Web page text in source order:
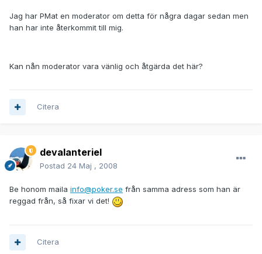
Jag har PMat en moderator om detta för några dagar sedan men
han har inte återkommit till mig.
Kan nån moderator vara vänlig och åtgärda det här?
Citera
devalanteriel
Postad 24 Maj , 2008
Be honom maila info@poker.se från samma adress som han är
reggad från, så fixar vi det!
Citera